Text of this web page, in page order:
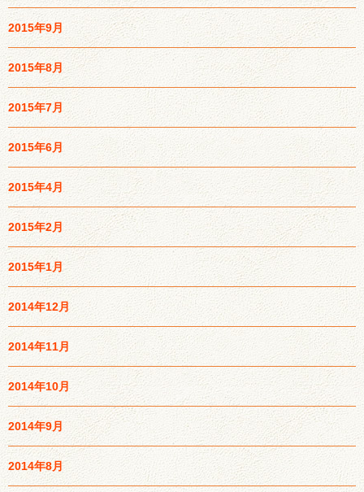
2015年9月
2015年8月
2015年7月
2015年6月
2015年4月
2015年2月
2015年1月
2014年12月
2014年11月
2014年10月
2014年9月
2014年8月